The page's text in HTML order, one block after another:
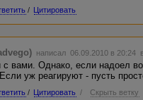
/ Цитировать
написал 06.09.2010 в 20:24
с вами. Однако, если надоел
уж реагируют - пусть
/ Цитировать / Скрыть ветку